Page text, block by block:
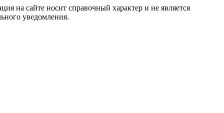
на сайте носит справочный характер и не является
уведомления.